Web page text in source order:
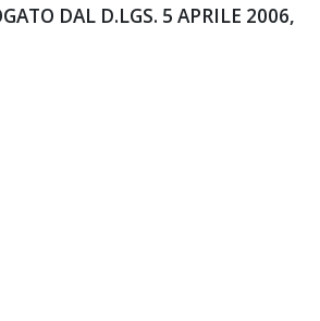
DAL D.LGS. 5 APRILE 2006,